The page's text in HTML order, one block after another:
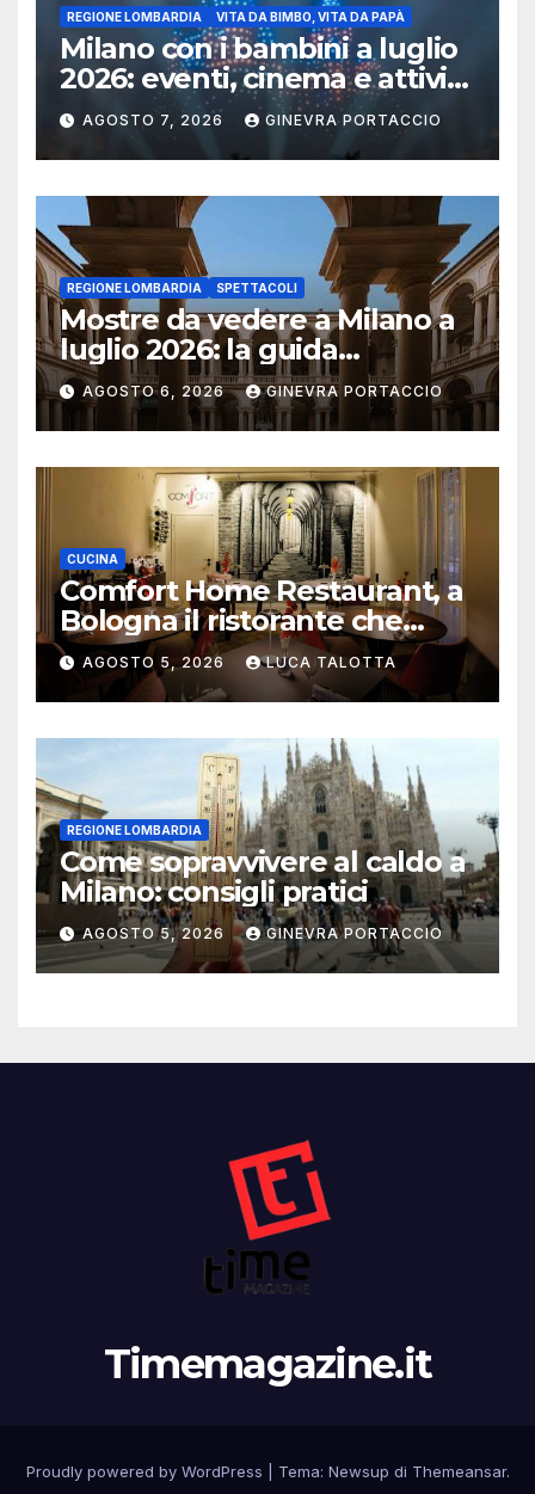
REGIONE LOMBARDIA VITA DA BIMBO, VITA DA PAPÀ
Milano con i bambini a luglio
2026: eventi, cinema e attività
per famiglie
AGOSTO 7, 2026 GINEVRA PORTACCIO
REGIONE LOMBARDIA SPETTACOLI
Mostre da vedere a Milano a
luglio 2026: la guida
aggiornata
AGOSTO 6, 2026 GINEVRA PORTACCIO
CUCINA
Comfort Home Restaurant, a
Bologna il ristorante che
trasforma l’ospitalità in
un’esperienza di casa
AGOSTO 5, 2026 LUCA TALOTTA
REGIONE LOMBARDIA
Come sopravvivere al caldo a
Milano: consigli pratici
AGOSTO 5, 2026 GINEVRA PORTACCIO
Timemagazine.it
Proudly powered by WordPress Tema: Newsup di Themeansar.